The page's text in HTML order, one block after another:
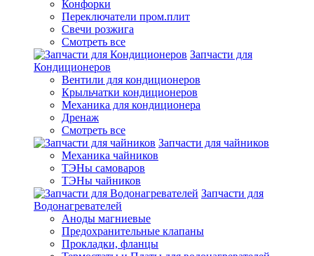
Конфорки
Переключатели пром.плит
Свечи розжига
Смотреть все
Запчасти для
Кондиционеров
Вентили для кондиционеров
Крыльчатки кондиционеров
Механика для кондиционера
Дренаж
Смотреть все
Запчасти для чайников
Механика чайников
ТЭНы самоваров
ТЭНы чайников
Запчасти для
Водонагревателей
Аноды магниевые
Предохранительные клапаны
Прокладки, фланцы